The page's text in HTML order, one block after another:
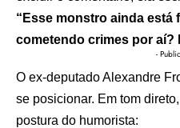
“Esse monstro ainda está
cometendo crimes por aí?
-
O ex-deputado Alexandre
se posicionar. Em tom
postura do humorista: